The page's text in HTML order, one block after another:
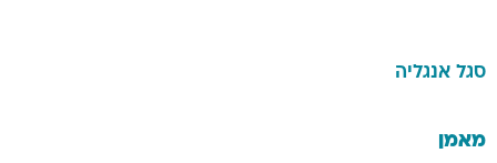
סגל אנגליה
מאמן